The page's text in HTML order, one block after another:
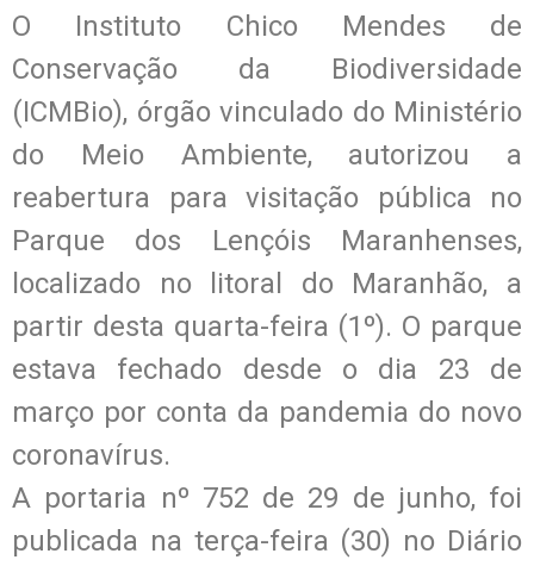
O Instituto Chico Mendes de
Conservação da Biodiversidade
(ICMBio), órgão vinculado do Ministério
do Meio Ambiente, autorizou a
reabertura para visitação pública no
Parque dos Lençóis Maranhenses,
localizado no litoral do Maranhão, a
partir desta quarta-feira (1º). O parque
estava fechado desde o dia 23 de
março por conta da pandemia do novo
coronavírus.
A portaria nº 752 de 29 de junho, foi
publicada na terça-feira (30) no Diário